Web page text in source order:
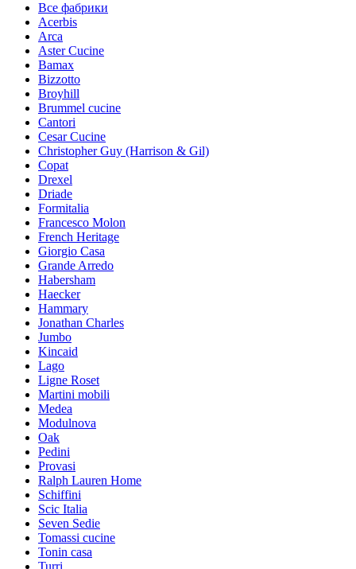
Все фабрики
Acerbis
Arca
Aster Cucine
Bamax
Bizzotto
Broyhill
Brummel cucine
Cantori
Cesar Cucine
Christopher Guy (Harrison & Gil)
Copat
Drexel
Driade
Formitalia
Francesco Molon
French Heritage
Giorgio Casa
Grande Arredo
Habersham
Haecker
Hammary
Jonathan Charles
Jumbo
Kincaid
Lago
Ligne Roset
Martini mobili
Medea
Modulnova
Oak
Pedini
Provasi
Ralph Lauren Home
Schiffini
Scic Italia
Seven Sedie
Tomassi cucine
Tonin casa